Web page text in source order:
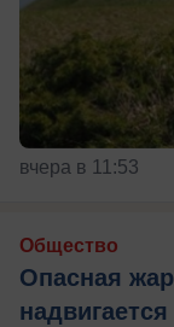
вчера в 11:53
Общество
Опасная